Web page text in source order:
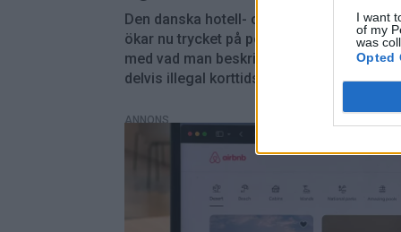
I want
of my
was
Opted
Den danska hotell- och
ökar nu trycket på politikerna för att få
med vad man beskriver som omfattande
delvis illegal korttidsuthyrning.
ANNONS